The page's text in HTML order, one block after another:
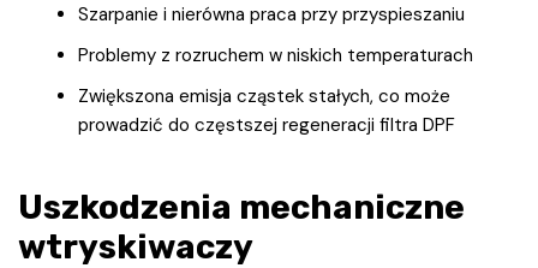
Szarpanie i nierówna praca przy przyspieszaniu
Problemy z rozruchem w niskich temperaturach
Zwiększona emisja cząstek stałych, co może
prowadzić do częstszej regeneracji filtra DPF
Uszkodzenia mechaniczne
wtryskiwaczy